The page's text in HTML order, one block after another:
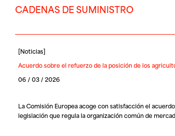
CADENAS DE SUMINISTRO
[Noticias]
Acuerdo sobre el refuerzo de la posición de los
06 / 03 / 2026
La Comisión Europea acoge con satisfacción el
legislación que regula la organización común de